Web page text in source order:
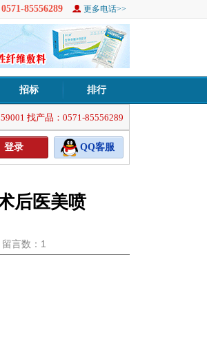
85556289 更多电话>>
招标 排行
找产品：0571-85556289
登录 QQ客服
后医美喷
言数：1